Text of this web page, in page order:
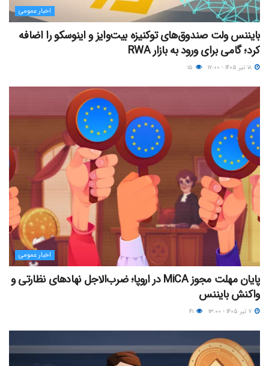
اخبار عمومی
بایننس ولت صندوق‌های توکنیزه بیت‌وایز و اینوسکو را اضافه
کرد؛ گامی برای ورود به بازار RWA
اخبار عمومی
پایان مهلت مجوز MiCA در اروپا؛ ضرب‌الاجل نهادهای نظارتی و
واکنش بایننس